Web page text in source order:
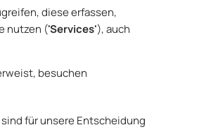
diese erfassen,
nutzen ('Services'), auch
besuchen
für unsere Entscheidung